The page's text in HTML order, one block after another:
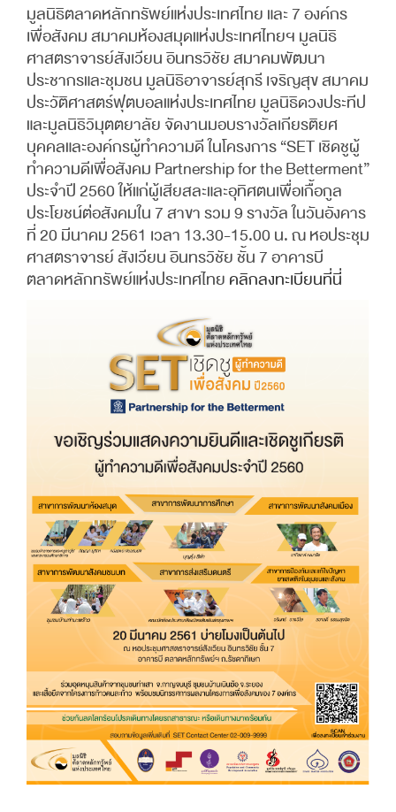
มูลนิธิตลาดหลักทรัพย์แห่งประเทศไทย และ 7 องค์กร
เพื่อสังคม สมาคมห้องสมุดแห่งประเทศไทยฯ มูลนิธิ
ศาสตราจารย์สังเวียน อินทรวิชัย สมาคมพัฒนา
ประชากรและชุมชน มูลนิธิอาจารย์สุกรี เจริญสุข สมาคม
ประวัติศาสตร์ฟุตบอลแห่งประเทศไทย มูลนิธิดวงประทีป
และมูลนิธิวิมุตตยาลัย จัดงานมอบรางวัลเกียรติยศ
บุคคลและองค์กรผู้ทำความดี ในโครงการ “SET เชิดชูผู้
ทำความดีเพื่อสังคม Partnership for the Betterment”
ประจำปี 2560 ให้แก่ผู้เสียสละและอุทิศตนเพื่อเกื้อกูล
ประโยชน์ต่อสังคมใน 7 สาขา รวม 9 รางวัล ในวันอังคาร
ที่ 20 มีนาคม 2561 เวลา 13.30-15.00 น. ณ หอประชุม
ศาสตราจารย์ สังเวียน อินทรวิชัย ชั้น 7 อาคารบี
ตลาดหลักทรัพย์แห่งประเทศไทย คลิกลงทะเบียนที่นี่